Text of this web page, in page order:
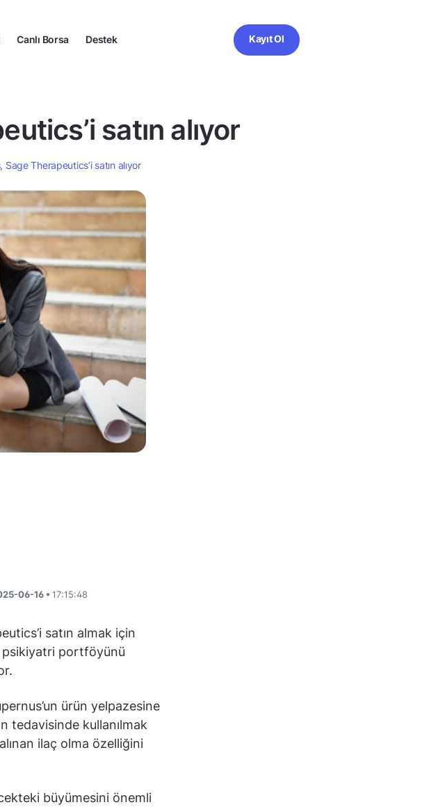
Canlı Borsa Destek Kayıt Ol
satın alıyor
Sage Therapeutics’i satın alıyor
06-16 • 17:15:48
satın almak için
psikiyatri portföyünü
ürün yelpazesine
tedavisinde kullanılmak
ilaç olma özelliğini
büyümesini önemli